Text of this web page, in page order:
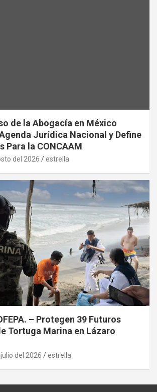
de la Abogacía en México
Jurídica Nacional y Define
Para la CONCAAM
del 2026 estrella
– Protegen 39 Futuros
Tortuga Marina en Lázaro
del 2026 estrella